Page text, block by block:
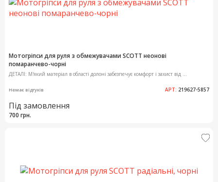
Мотогріпси для руля з обмежувачами SCOTT неонові
помаранчево-чорні
ДЕТАЛІ: М'який матеріал в області долоні забезпечує комфорт і захист від ...
Немає відгуків АРТ: 219627-5857
Під замовлення
700 грн.